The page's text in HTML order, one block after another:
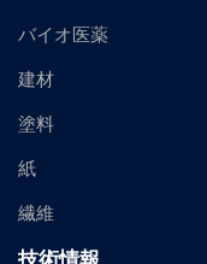
バイオ医薬
建材
塗料
紙
繊維